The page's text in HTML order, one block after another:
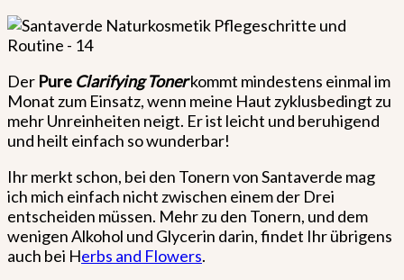
Der Pure Clarifying Tonerkommt mindestens einmal im
Monat zum Einsatz, wenn meine Haut zyklusbedingt zu
mehr Unreinheiten neigt. Er ist leicht und beruhigend
und heilt einfach so wunderbar!
Ihr merkt schon, bei den Tonern von Santaverde mag
ich mich einfach nicht zwischen einem der Drei
entscheiden müssen. Mehr zu den Tonern, und dem
wenigen Alkohol und Glycerin darin, findet Ihr übrigens
auch bei Herbs and Flowers.